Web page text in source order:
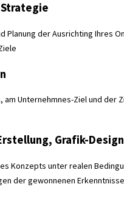
Planung der Ausrichting Ihres
am Unternehmnes-Ziel und der
Grafik-
Konzepts unter realen
der gewonnenen Erkenntnisse